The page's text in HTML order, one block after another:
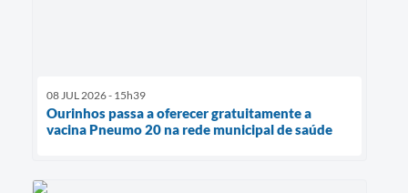
08 JUL 2026 - 15h39
Ourinhos passa a oferecer gratuitamente a
vacina Pneumo 20 na rede municipal de saúde